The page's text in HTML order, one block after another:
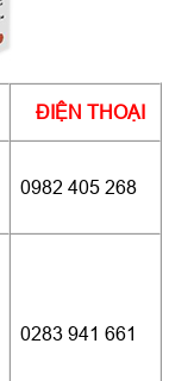
ĐIỆN THOẠI
0982 405 268
0283 941 661